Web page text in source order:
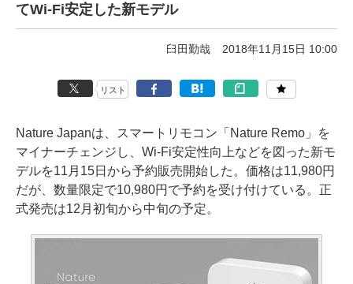
てWi-Fi安定した新モデル
臼田勤哉 2018年11月15日 10:00
リスト
Nature Japanは、スマートリモコン「Nature Remo」を
マイナーチェンジし、Wi-Fi安定性向上などを図った新モ
デルを11月15日から予約販売開始した。価格は11,980円
だが、数量限定で10,980円で予約を受け付けている。正
式発売は12月初旬から中旬の予定。